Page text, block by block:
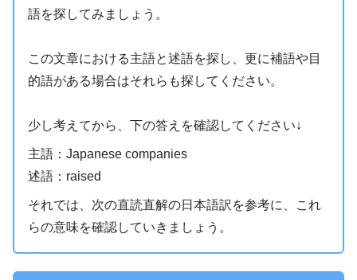
語を探してみましょう。
この文章における主語と述語を探し、更に補語や目
的語がある場合はそれらも探してください。
少し考えてから、下の答えを確認してください↓
主語：Japanese companies
述語：raised
それでは、次の直読直解の日本語訳を参考に、これ
らの意味を確認していきましょう。